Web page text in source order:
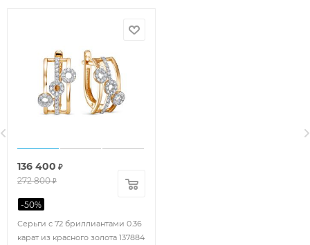
Серьги с 72 бриллиантами 0.36
карат из красного золота 137884
136 400 ₽
272 800₽
-50%